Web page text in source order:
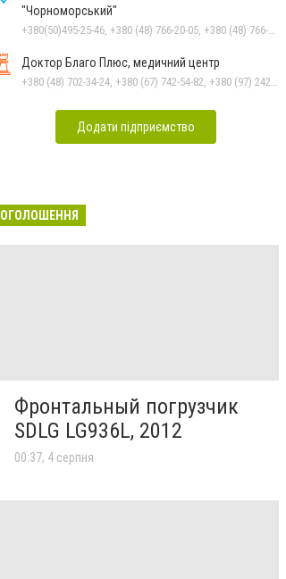
"Чорноморський"
Доктор Благо Плюс, медичний центр
Додати підприємство
ОГОЛОШЕННЯ
Фронтальный погрузчик
SDLG LG936L, 2012
00:37, 4 серпня